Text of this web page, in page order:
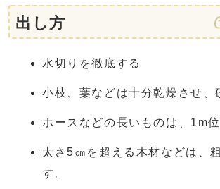
出し方
水切りを徹底する
小枝、葉などは十分乾燥させ、
ホースなどの長いものは、1m位
太さ5㎝を超える木材などは、
す。